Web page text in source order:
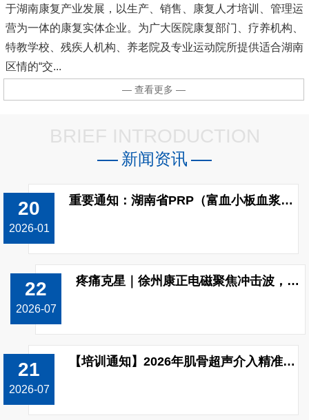
于湖南康复产业发展，以生产、销售、康复人才培训、管理运
营为一体的康复实体企业。为广大医院康复部门、疗养机构、
特教学校、残疾人机构、养老院及专业运动院所提供适合湖南
区情的“交...
— 查看更多 —
BRIEF INTRODUCTION
新闻资讯
20
2026-01
重要通知：湖南省PRP（富血小板血浆）制备收费标准已调整!
22
2026-07
疼痛克星｜徐州康正电磁聚焦冲击波，无创修复颈肩腰腿痛
21
2026-07
【培训通知】2026年肌骨超声介入精准治疗技能（上肢关节）提升培训班开班！